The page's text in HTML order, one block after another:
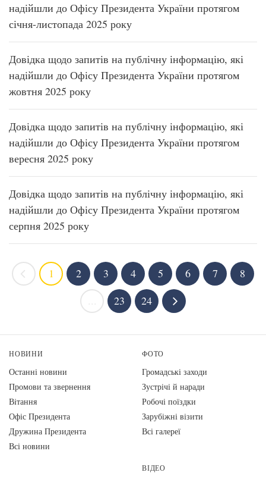
надійшли до Офісу Президента України протягом
січня-листопада 2025 року
Довідка щодо запитів на публічну інформацію, які
надійшли до Офісу Президента України протягом
жовтня 2025 року
Довідка щодо запитів на публічну інформацію, які
надійшли до Офісу Президента України протягом
вересня 2025 року
Довідка щодо запитів на публічну інформацію, які
надійшли до Офісу Президента України протягом
серпня 2025 року
1 2 3 4 5 6 7
8
23 24
НОВИНИ
Останні новини
Промови та звернення
Вiтання
Офіс Президента
Дружина Президента
Всі новини
ФОТО
Громадські заходи
Зустрічі й наради
Робочі поїздки
Зарубіжні візити
Всі галереї
ВІДЕО